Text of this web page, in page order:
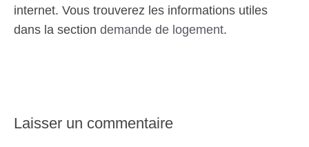
internet. Vous trouverez les informations utiles
dans la section demande de logement.
Laisser un commentaire